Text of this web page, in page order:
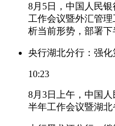
8月5日，中国人民
工作会议暨外汇管
析当前形势，部署下
央行湖北分行：强
10:23
8月3日上午，中国
半年工作会议暨湖北